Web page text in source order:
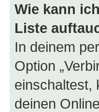
Wie kann
Liste
In deinem
Option
einschaltest,
deinen